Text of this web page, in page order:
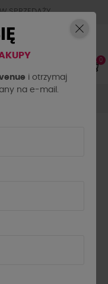
SPRZEDAŻY
0
Anhydryt By o la la...!
i otrzymaj
na e-mail.